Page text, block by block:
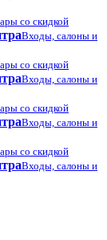
со скидкой
Входы, салоны и
со скидкой
Входы, салоны и
со скидкой
Входы, салоны и
со скидкой
Входы, салоны и